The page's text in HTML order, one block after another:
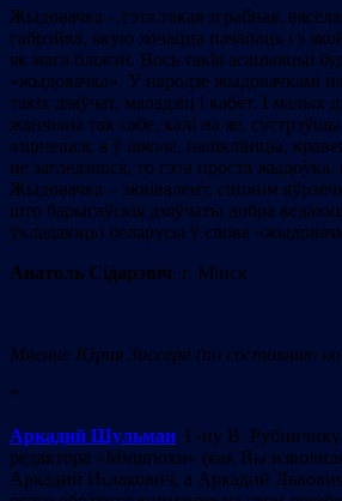
Жыдовачка – гэта такая зграбная,
габрэйка, якую хочацца пачапаць і з
як мага бліжэй. Вось такія асацыяцыі
«жыдовачка». У народзе жыдовачкамі
такіх дзяўчат, маладзіц і кабет. І малых
жанчына так сабе, калі на яе,
азірнешся, а ў школе, паліклініцы,
не загледзішся, то гэта проста жыдоўка,
Жыдовачка – эквівалент, сінонім
што барысаўскія дзяўчаты добра
ўкладаюць) беларусы ў слова
Анатоль Сідарэвіч, г. Мінск
Мнение Юрия Зиссера (по состоянию
*
Аркадий Шульман. Г-ну В.
редактора «Мишпохи» (как Вы
Аркадий Исаакович, а Аркадий